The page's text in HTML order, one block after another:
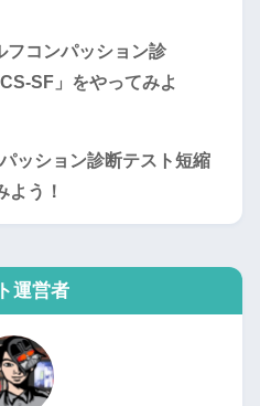
ッション診断テスト短縮
よう！
運営者